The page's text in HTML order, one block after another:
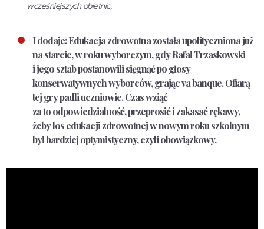
wcześniejszych obietnic,
I dodaje: Edukacja zdrowotna została upolityczniona już
na starcie, w roku wyborczym, gdy Rafał Trzaskowski
i jego sztab postanowili sięgnąć po głosy
konserwatywnych wyborców, grając va banque. Ofiarą
tej gry padli uczniowie. Czas wziąć
za to odpowiedzialność, przeprosić i zakasać rękawy,
żeby los edukacji zdrowotnej w nowym roku szkolnym
był bardziej optymistyczny, czyli obowiązkowy.